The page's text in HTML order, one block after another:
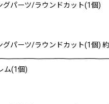
パーツ/ラウンドカット(1個)
パーツ/ラウンドカット(1個)
ム(1個)